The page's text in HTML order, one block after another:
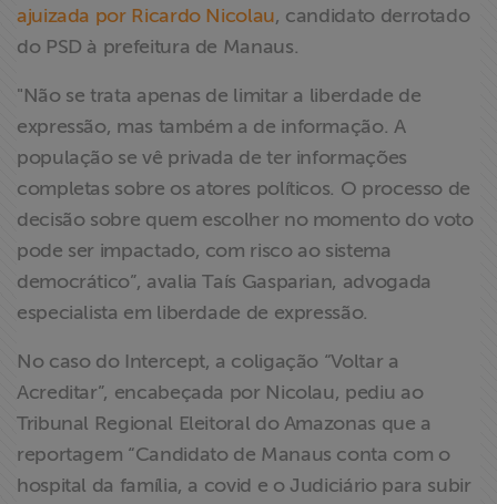
associados
Assine a nossa
newsletter
ajuizada por Ricardo Nicolau, candidato derrotado
do PSD à prefeitura de Manaus.
"Não se trata apenas de limitar a liberdade de
expressão, mas também a de informação. A
população se vê privada de ter informações
completas sobre os atores políticos. O processo de
decisão sobre quem escolher no momento do voto
pode ser impactado, com risco ao sistema
democrático”, avalia Taís Gasparian, advogada
especialista em liberdade de expressão.
No caso do Intercept, a coligação “Voltar a
Acreditar”, encabeçada por Nicolau, pediu ao
Tribunal Regional Eleitoral do Amazonas que a
reportagem “Candidato de Manaus conta com o
hospital da família, a covid e o Judiciário para subir